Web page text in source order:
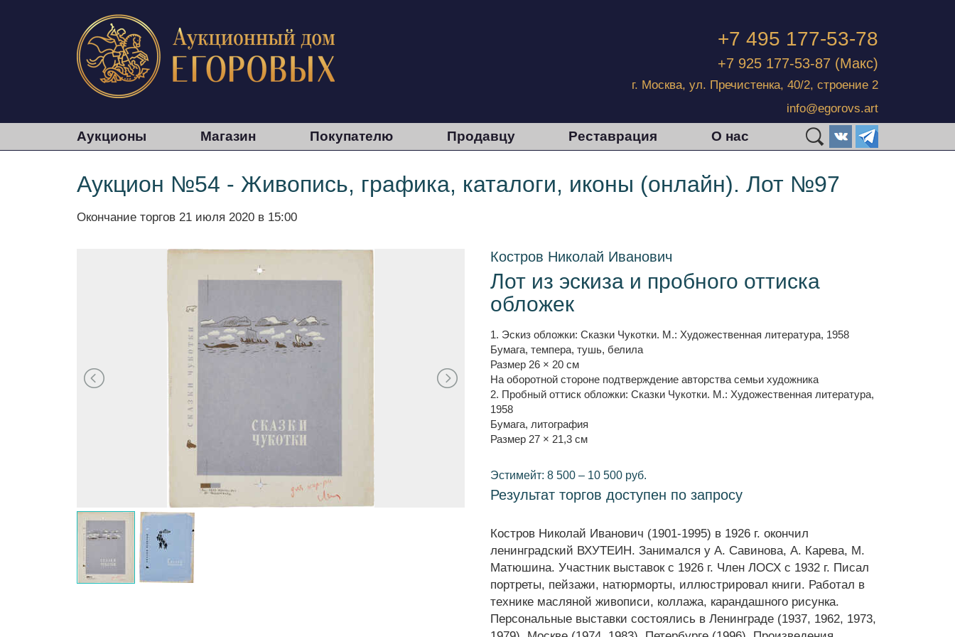
+7 495 177-53-78
+7 925 177-53-87 (Макс)
г. Москва, ул. Пречистенка, 40/2, строение 2
info@egorovs.art
Аукционы Магазин Покупателю Продавцу Реставрация О нас
Аукцион №54 - Живопись, графика, каталоги, иконы (онлайн). Лот №97
Окончание торгов 21 июля 2020 в 15:00
Костров Николай Иванович
Лот из эскиза и пробного оттиска
обложек
1. Эскиз обложки: Сказки Чукотки. М.: Художественная литература, 1958
Бумага, темпера, тушь, белила
Размер 26 × 20 см
На оборотной стороне подтверждение авторства семьи художника
2. Пробный оттиск обложки: Сказки Чукотки. М.: Художественная литература,
1958
Бумага, литография
Размер 27 × 21,3 см
Эстимейт: 8 500 – 10 500 руб.
Результат торгов доступен по запросу
Костров Николай Иванович (1901-1995) в 1926 г. окончил
ленинградский ВХУТЕИН. Занимался у А. Савинова, А. Карева, М.
Матюшина. Участник выставок с 1926 г. Член ЛОСХ с 1932 г. Писал
портреты, пейзажи, натюрморты, иллюстрировал книги. Работал в
технике масляной живописи, коллажа, карандашного рисунка.
Персональные выставки состоялись в Ленинграде (1937, 1962, 1973,